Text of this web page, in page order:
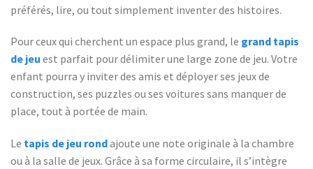
préférés, lire, ou tout simplement inventer des histoires.
Pour ceux qui cherchent un espace plus grand, le grand tapis
de jeu est parfait pour délimiter une large zone de jeu. Votre
enfant pourra y inviter des amis et déployer ses jeux de
construction, ses puzzles ou ses voitures sans manquer de
place, tout à portée de main.
Le tapis de jeu rondajoute une note originale à la chambre
ou à la salle de jeux. Grâce à sa forme circulaire, il s’intègre